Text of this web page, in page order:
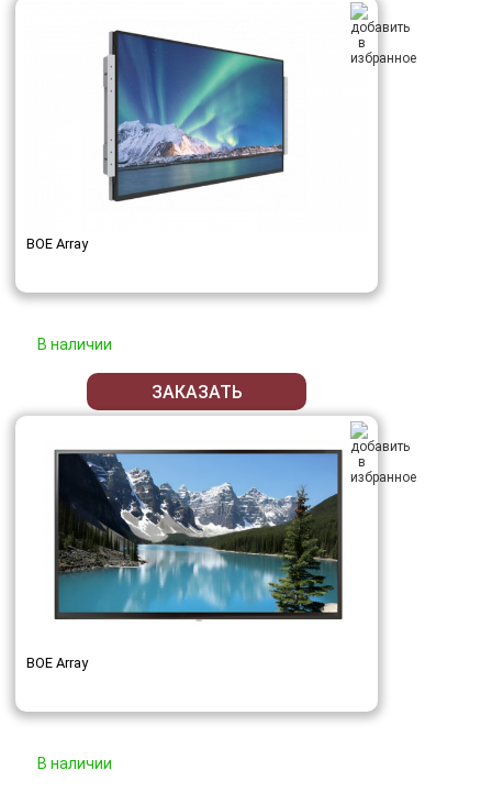
BOE Array
В наличии
ЗАКАЗАТЬ
BOE Array
В наличии